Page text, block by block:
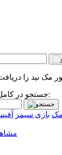
جستجو در کامل‌ترین آرشیو مک ایران:
مک بازی سیمز